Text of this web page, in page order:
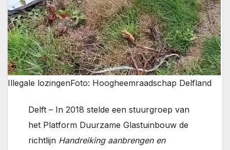
Illegale lozingenFoto: Hoogheemraadschap Delfland
Delft – In 2018 stelde een stuurgroep van
het Platform Duurzame Glastuinbouw de
richtlijn Handreiking aanbrengen en